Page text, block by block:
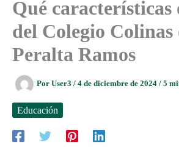
Qué características
del Colegio Colinas
Peralta Ramos
Por User3 / 4 de diciembre de 2024 / 5
Educación